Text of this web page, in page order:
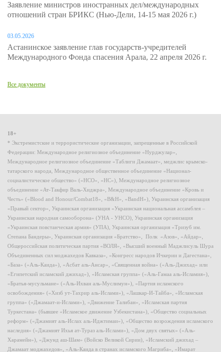
Заявление министров иностранных дел/международных
отношений стран БРИКС (Нью-Дели, 14-15 мая 2026 г.)
03.05.2026
Астанинское заявление глав государств-учредителей
Международного Фонда спасения Арала, 22 апреля 2026 г.
Все документы
18+
* Экстремистские и террористические организации, запрещенные в Российской
Федерации: Международное религиозное объединение «Нурджулар»,
Международное религиозное объединение «Таблиги Джамаат», меджлис крымско-
татарского народа, Международное общественное объединение «Национал-
социалистическое общество» («НСО», «НС»), Международное религиозное
объединение «Ат-Такфир Валь-Хиджра», Международное объединение «Кровь и
Честь» («Blood and Honour/Combat18», «B&H», «BandH»), Украинская организация
«Правый сектор», Украинская организация «Украинская национальная ассамблея –
Украинская народная самооборона» (УНА - УНСО), Украинская организация
«Украинская повстанческая армия» (УПА), Украинская организация «Тризуб им.
Степана Бандеры», Украинская организация «Братство», Полк «Азов», «Айдар»,
Общероссийская политическая партия «ВОЛЯ», «Высший военный Маджлисуль Шура
Объединенных сил моджахедов Кавказа», «Конгресс народов Ичкерии и Дагестана»,
«База» («Аль-Каида»), «Асбат аль-Ансар», «Священная война» («Аль-Джихад» или
«Египетский исламский джихад»), «Исламская группа» («Аль-Гамаа аль-Исламия»),
«Братья-мусульмане» («Аль-Ихван аль-Муслимун»), «Партия исламского
освобождения» («Хизб ут-Тахрир аль-Ислами»), «Лашкар-И-Тайба», «Исламская
группа» («Джамаат-и-Ислами»), «Движение Талибан», «Исламская партия
Туркестана» (бывшее «Исламское движение Узбекистана»), «Общество социальных
реформ» («Джамият аль-Ислах аль-Иджтимаи»), «Общество возрождения исламского
наследия» («Джамият Ихья ат-Тураз аль-Ислами»), «Дом двух святых» («Аль-
Харамейн»), «Джунд аш-Шам» (Войско Великой Сирии), «Исламский джихад –
Джамаат моджахедов», «Аль-Каида в странах исламского Магриба», «Имарат